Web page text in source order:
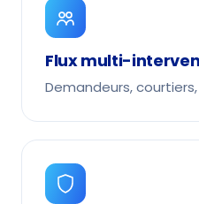
Flux multi-
Demandeurs,